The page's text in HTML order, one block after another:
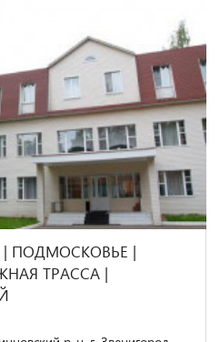
ПОДМОСКОВЬЕ |
ТРАССА |